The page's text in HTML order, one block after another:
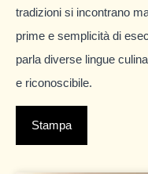
tradizioni si incontrano
prime e semplicità di
parla diverse lingue
e riconoscibile.
Stampa